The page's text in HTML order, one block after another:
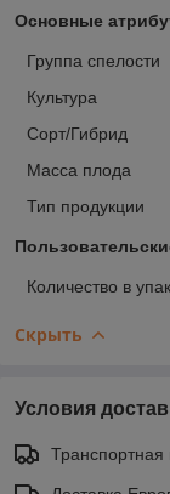
Основные
Группа спелости
Культура
Сорт/Гибрид
Масса плода
Тип продукции
Количество в
Скрыть
Условия
Транспортная